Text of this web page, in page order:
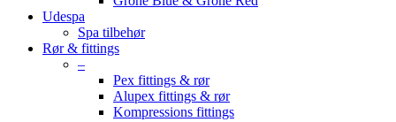
Udespa
Spa tilbehør
Rør & fittings
–
Pex fittings & rør
Alupex fittings & rør
Kompressions fittings